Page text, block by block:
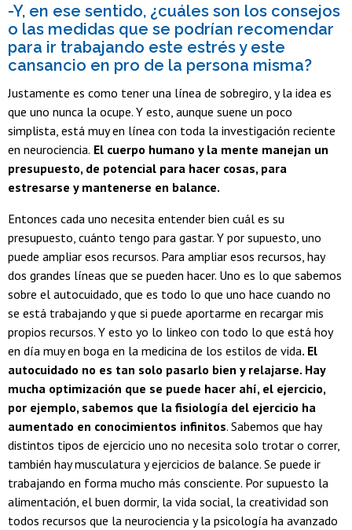
-Y, en ese sentido, ¿cuáles son los consejos
o las medidas que se podrían recomendar
para ir trabajando este estrés y este
cansancio en pro de la persona misma?
Justamente es como tener una línea de sobregiro, y la idea es
que uno nunca la ocupe. Y esto, aunque suene un poco
simplista, está muy en línea con toda la investigación reciente
en neurociencia. El cuerpo humano y la mente manejan un
presupuesto, de potencial para hacer cosas, para
estresarse y mantenerse en balance.
Entonces cada uno necesita entender bien cuál es su
presupuesto, cuánto tengo para gastar. Y por supuesto, uno
puede ampliar esos recursos. Para ampliar esos recursos, hay
dos grandes líneas que se pueden hacer. Uno es lo que sabemos
sobre el autocuidado, que es todo lo que uno hace cuando no
se está trabajando y que si puede aportarme en recargar mis
propios recursos. Y esto yo lo linkeo con todo lo que está hoy
en día muy en boga en la medicina de los estilos de vida. El
autocuidado no es tan solo pasarlo bien y relajarse. Hay
mucha optimización que se puede hacer ahí, el ejercicio,
por ejemplo, sabemos que la fisiología del ejercicio ha
aumentado en conocimientos infinitos. Sabemos que hay
distintos tipos de ejercicio uno no necesita solo trotar o correr,
también hay musculatura y ejercicios de balance. Se puede ir
trabajando en forma mucho más consciente. Por supuesto la
alimentación, el buen dormir, la vida social, la creatividad son
todos recursos que la neurociencia y la psicología ha avanzado